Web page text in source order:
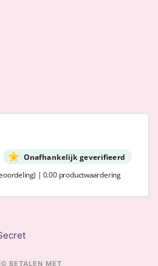
Onafhankelijk geverifieerd
| 0.00 productwaardering
BETALEN MET